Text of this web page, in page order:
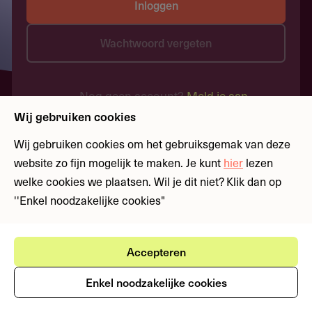
Inloggen
Wachtwoord vergeten
Nog geen account?Meld je aan
Wij gebruiken cookies
Wij gebruiken cookies om het gebruiksgemak van deze
website zo fijn mogelijk te maken. Je kunt hier lezen
welke cookies we plaatsen. Wil je dit niet? Klik dan op
''Enkel noodzakelijke cookies"
Accepteren
Enkel noodzakelijke cookies